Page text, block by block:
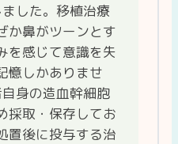
した。移植治療
か鼻がツーンとす
を感じて意識を失
憶しかありませ
身の造血幹細胞
採取・保存してお
置後に投与する治